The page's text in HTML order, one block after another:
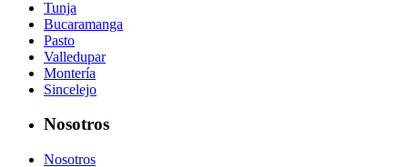
Tunja
Bucaramanga
Pasto
Valledupar
Montería
Sincelejo
Nosotros
Nosotros